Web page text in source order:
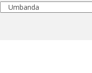
Categorias